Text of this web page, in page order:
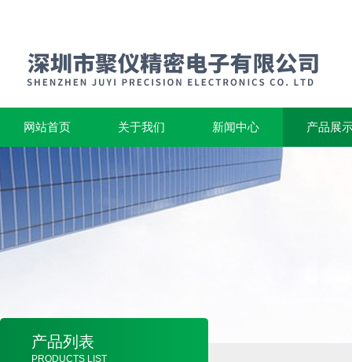
网站首页 关于我们 新闻中心 产品展
产品列表
PRODUCTS LIST